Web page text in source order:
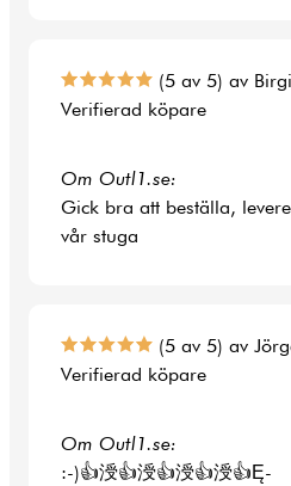
(5 av 5) av
Verifierad köpare
Om Outl1.se:
Gick bra att beställa,
vår stuga
(5 av 5) av
Verifierad köpare
Om Outl1.se:
:-)👍涭👍涭👍涭👍涭👍Ę-